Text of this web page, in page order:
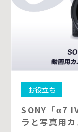
お役立ち
SONY「α7
ラと写真用